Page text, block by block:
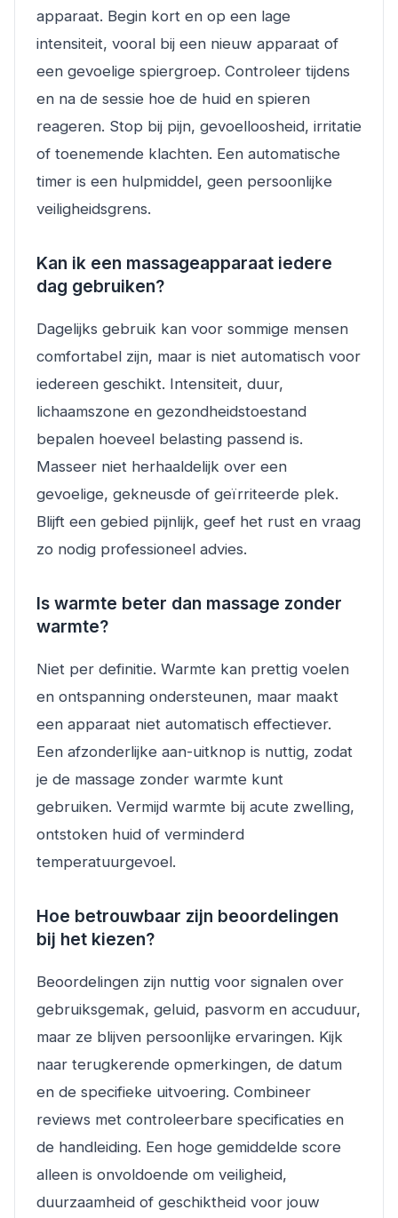
apparaat. Begin kort en op een lage
intensiteit, vooral bij een nieuw apparaat of
een gevoelige spiergroep. Controleer tijdens
en na de sessie hoe de huid en spieren
reageren. Stop bij pijn, gevoelloosheid, irritatie
of toenemende klachten. Een automatische
timer is een hulpmiddel, geen persoonlijke
veiligheidsgrens.
Kan ik een massageapparaat iedere
dag gebruiken?
Dagelijks gebruik kan voor sommige mensen
comfortabel zijn, maar is niet automatisch voor
iedereen geschikt. Intensiteit, duur,
lichaamszone en gezondheidstoestand
bepalen hoeveel belasting passend is.
Masseer niet herhaaldelijk over een
gevoelige, gekneusde of geïrriteerde plek.
Blijft een gebied pijnlijk, geef het rust en vraag
zo nodig professioneel advies.
Is warmte beter dan massage zonder
warmte?
Niet per definitie. Warmte kan prettig voelen
en ontspanning ondersteunen, maar maakt
een apparaat niet automatisch effectiever.
Een afzonderlijke aan-uitknop is nuttig, zodat
je de massage zonder warmte kunt
gebruiken. Vermijd warmte bij acute zwelling,
ontstoken huid of verminderd
temperatuurgevoel.
Hoe betrouwbaar zijn beoordelingen
bij het kiezen?
Beoordelingen zijn nuttig voor signalen over
gebruiksgemak, geluid, pasvorm en accuduur,
maar ze blijven persoonlijke ervaringen. Kijk
naar terugkerende opmerkingen, de datum
en de specifieke uitvoering. Combineer
reviews met controleerbare specificaties en
de handleiding. Een hoge gemiddelde score
alleen is onvoldoende om veiligheid,
duurzaamheid of geschiktheid voor jouw